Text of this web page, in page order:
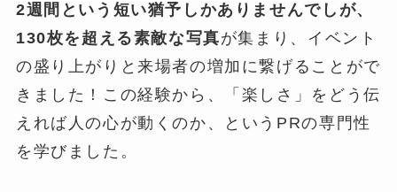
2週間という短い猶予しかありませんでしが、
130枚を超える素敵な写真が集まり、イベント
の盛り上がりと来場者の増加に繋げることがで
きました！この経験から、「楽しさ」をどう伝
えれば人の心が動くのか、というPRの専門性
を学びました。